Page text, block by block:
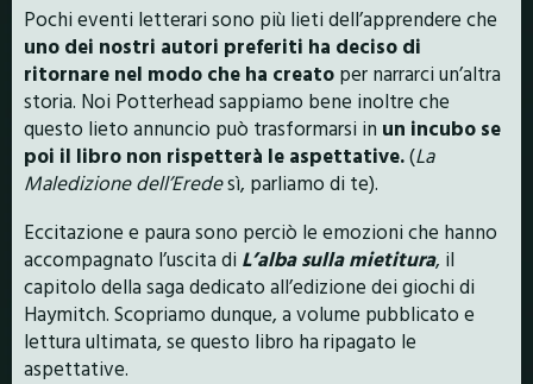
Pochi eventi letterari sono più lieti dell’apprendere che
uno dei nostri autori preferiti ha deciso di
ritornare nel modo che ha creato per narrarci un’altra
storia. Noi Potterhead sappiamo bene inoltre che
questo lieto annuncio può trasformarsi in un incubo se
poi il libro non rispetterà le aspettative.(La
Maledizione dell’Eredesì, parliamo di te).
Eccitazione e paura sono perciò le emozioni che hanno
accompagnato l’uscita di L’alba sulla mietitura, il
capitolo della saga dedicato all’edizione dei giochi di
Haymitch. Scopriamo dunque, a volume pubblicato e
lettura ultimata, se questo libro ha ripagato le
aspettative.